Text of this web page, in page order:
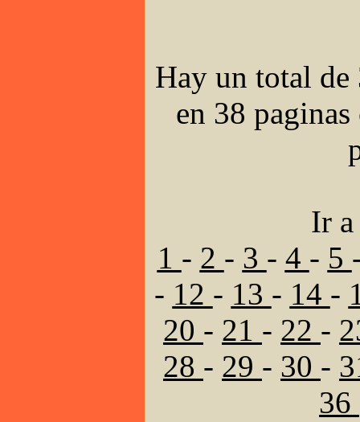
Hay un total de
en 38
Ir
1 - 2 - 3 - 4 - 5
- 12 - 13 - 14 -
20 - 21 - 22 -
28 - 29 - 30 -
36